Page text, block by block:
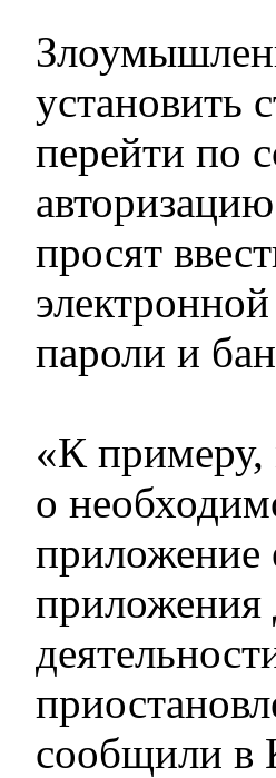
установить
перейти по
просят
пароли и
«К
о
приложение
приложения
сообщили в